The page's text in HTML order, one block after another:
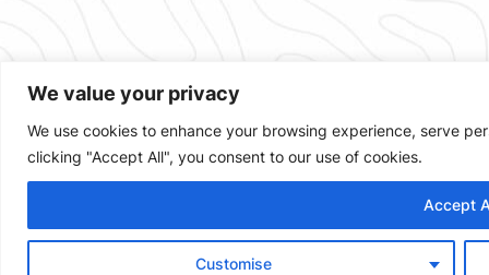
We value your privacy
We use cookies to enhance your browsing experience, serve
clicking "Accept All", you consent to our use of cookies.
Customise
Accept